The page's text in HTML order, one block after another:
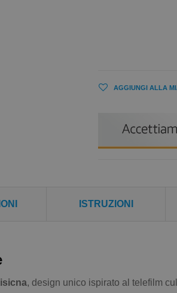
AGGIUNGI ALLA
ISTRUZIONI
, design unico ispirato al telefilm